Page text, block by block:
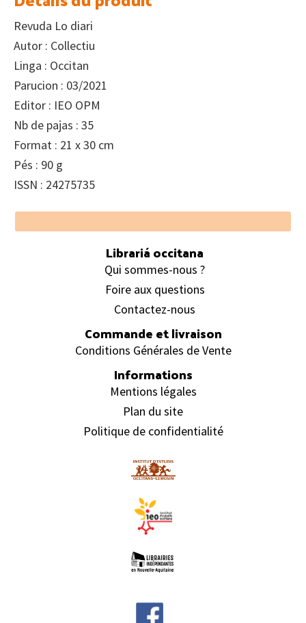
Revuda Lo diari
Autor : Collectiu
Linga : Occitan
Parucion : 03/2021
Editor : IEO OPM
Nb de pajas : 35
Format : 21 x 30 cm
Pés : 90 g
ISSN : 24275735
Footer
Librariá occitana
Qui sommes-nous ?
Foire aux questions
Contactez-nous
Commande et livraison
Conditions Générales de Vente
Informations
Mentions légales
Plan du site
Politique de confidentialité